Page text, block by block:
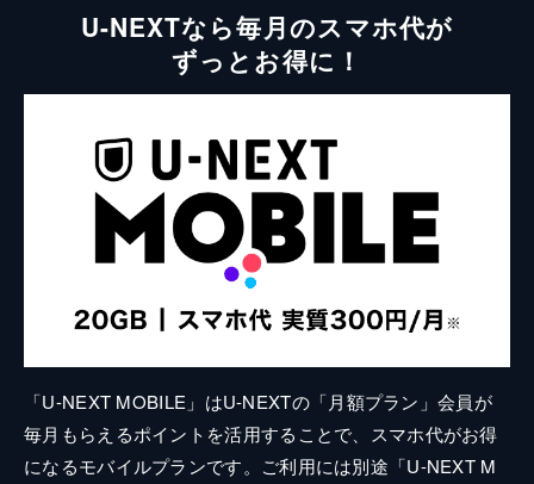
U-NEXTなら毎月のスマホ代が
ずっとお得に！
「U-NEXT MOBILE」はU-NEXTの「月額プラン」会員が
毎月もらえるポイントを活用することで、スマホ代がお得
になるモバイルプランです。ご利用には別途「U-NEXT M